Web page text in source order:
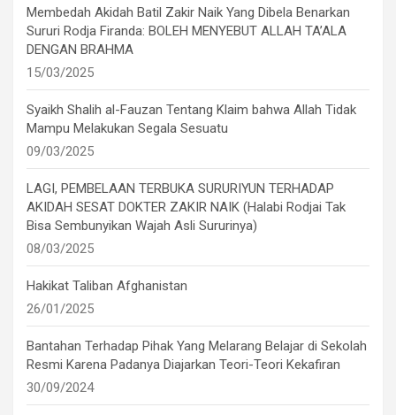
Membedah Akidah Batil Zakir Naik Yang Dibela Benarkan
Sururi Rodja Firanda: BOLEH MENYEBUT ALLAH TA’ALA
DENGAN BRAHMA
15/03/2025
Syaikh Shalih al-Fauzan Tentang Klaim bahwa Allah Tidak
Mampu Melakukan Segala Sesuatu
09/03/2025
LAGI, PEMBELAAN TERBUKA SURURIYUN TERHADAP
AKIDAH SESAT DOKTER ZAKIR NAIK (Halabi Rodjai Tak
Bisa Sembunyikan Wajah Asli Sururinya)
08/03/2025
Hakikat Taliban Afghanistan
26/01/2025
Bantahan Terhadap Pihak Yang Melarang Belajar di Sekolah
Resmi Karena Padanya Diajarkan Teori-Teori Kekafiran
30/09/2024